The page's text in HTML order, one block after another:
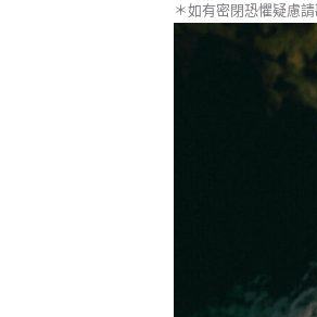
＊如有密閉恐懼疑慮